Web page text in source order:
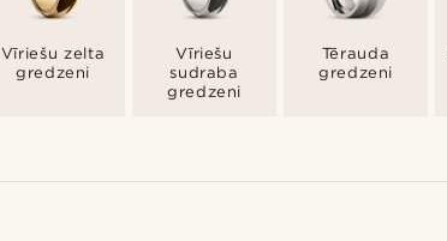
Vīriešu zelta
gredzeni
Vīriešu
sudraba
gredzeni
Tērauda
gredzeni